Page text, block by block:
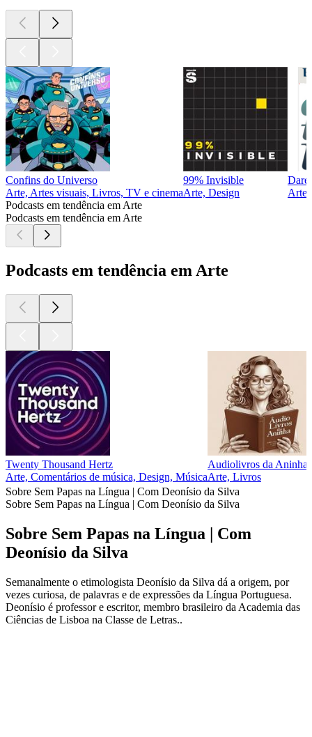
Confins do Universo
Arte, Artes visuais, Livros, TV e cinema
99% Invisible
Arte, Design
Dare
Podcasts em tendência em Arte
Podcasts em tendência em Arte
Podcasts em tendência em Arte
Twenty Thousand Hertz
Arte, Comentários de música, Design, Música
Audiolivros da Aninha
Arte, Livros
Sobre Sem Papas na Língua | Com Deonísio da Silva
Sobre Sem Papas na Língua | Com Deonísio da Silva
Sobre Sem Papas na Língua | Com
Deonísio da Silva
Semanalmente o etimologista Deonísio da Silva dá a origem, por
vezes curiosa, de palavras e de expressões da Língua Portuguesa.
Deonísio é professor e escritor, membro brasileiro da Academia das
Ciências de Lisboa na Classe de Letras..